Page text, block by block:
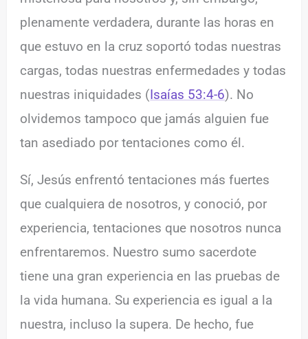
plenamente verdadera, durante las horas en
que estuvo en la cruz soportó todas nuestras
cargas, todas nuestras enfermedades y todas
nuestras iniquidades (Isaías 53:4-6). No
olvidemos tampoco que jamás alguien fue
tan asediado por tentaciones como él.
Sí, Jesús enfrentó tentaciones más fuertes
que cualquiera de nosotros, y conoció, por
experiencia, tentaciones que nosotros nunca
enfrentaremos. Nuestro sumo sacerdote
tiene una gran experiencia en las pruebas de
la vida humana. Su experiencia es igual a la
nuestra, incluso la supera. De hecho, fue